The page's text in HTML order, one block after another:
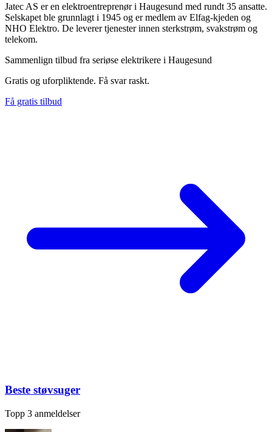
Jatec AS er en elektroentreprenør i Haugesund med rundt 35 ansatte.
Selskapet ble grunnlagt i 1945 og er medlem av Elfag-kjeden og
NHO Elektro. De leverer tjenester innen sterkstrøm, svakstrøm og
telekom.
Sammenlign tilbud fra seriøse elektrikere i Haugesund
Gratis og uforpliktende. Få svar raskt.
Få gratis tilbud
Beste støvsuger
Topp 3 anmeldelser